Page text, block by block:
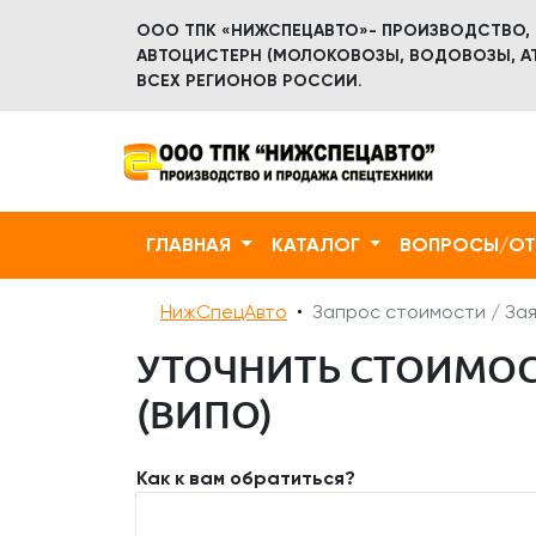
ООО ТПК «НИЖСПЕЦАВТО»-
АВТОЦИСТЕРН (МОЛОКОВОЗЫ, ВОДОВОЗЫ,
ВСЕХ РЕГИОНОВ РОССИИ.
ГЛАВНАЯ КАТАЛОГ ВОПРОСЫ/
НижСпецАвто Запрос стоимости /
УТОЧНИТЬ
(ВИПО)
Как к вам обратиться?